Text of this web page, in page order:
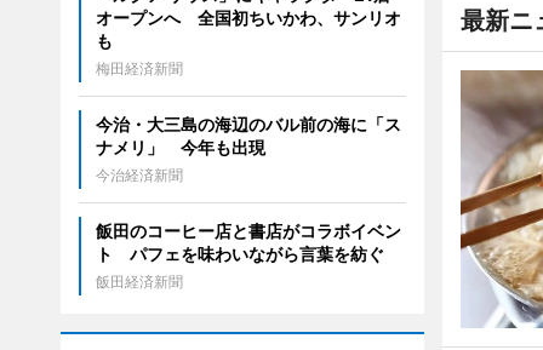
最新ニ
オープンへ 全国初ちいかわ、サンリオ
も
梅田経済新聞
今治・大三島の海辺のバル前の海に「ス
ナメリ」 今年も出現
今治経済新聞
飯田のコーヒー店と書店がコラボイベン
ト パフェを味わいながら言葉を紡ぐ
飯田経済新聞